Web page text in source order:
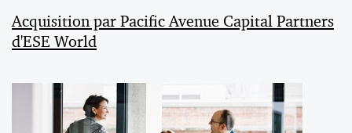
Acquisition par Pacific Avenue Capital Partners
d'ESE World